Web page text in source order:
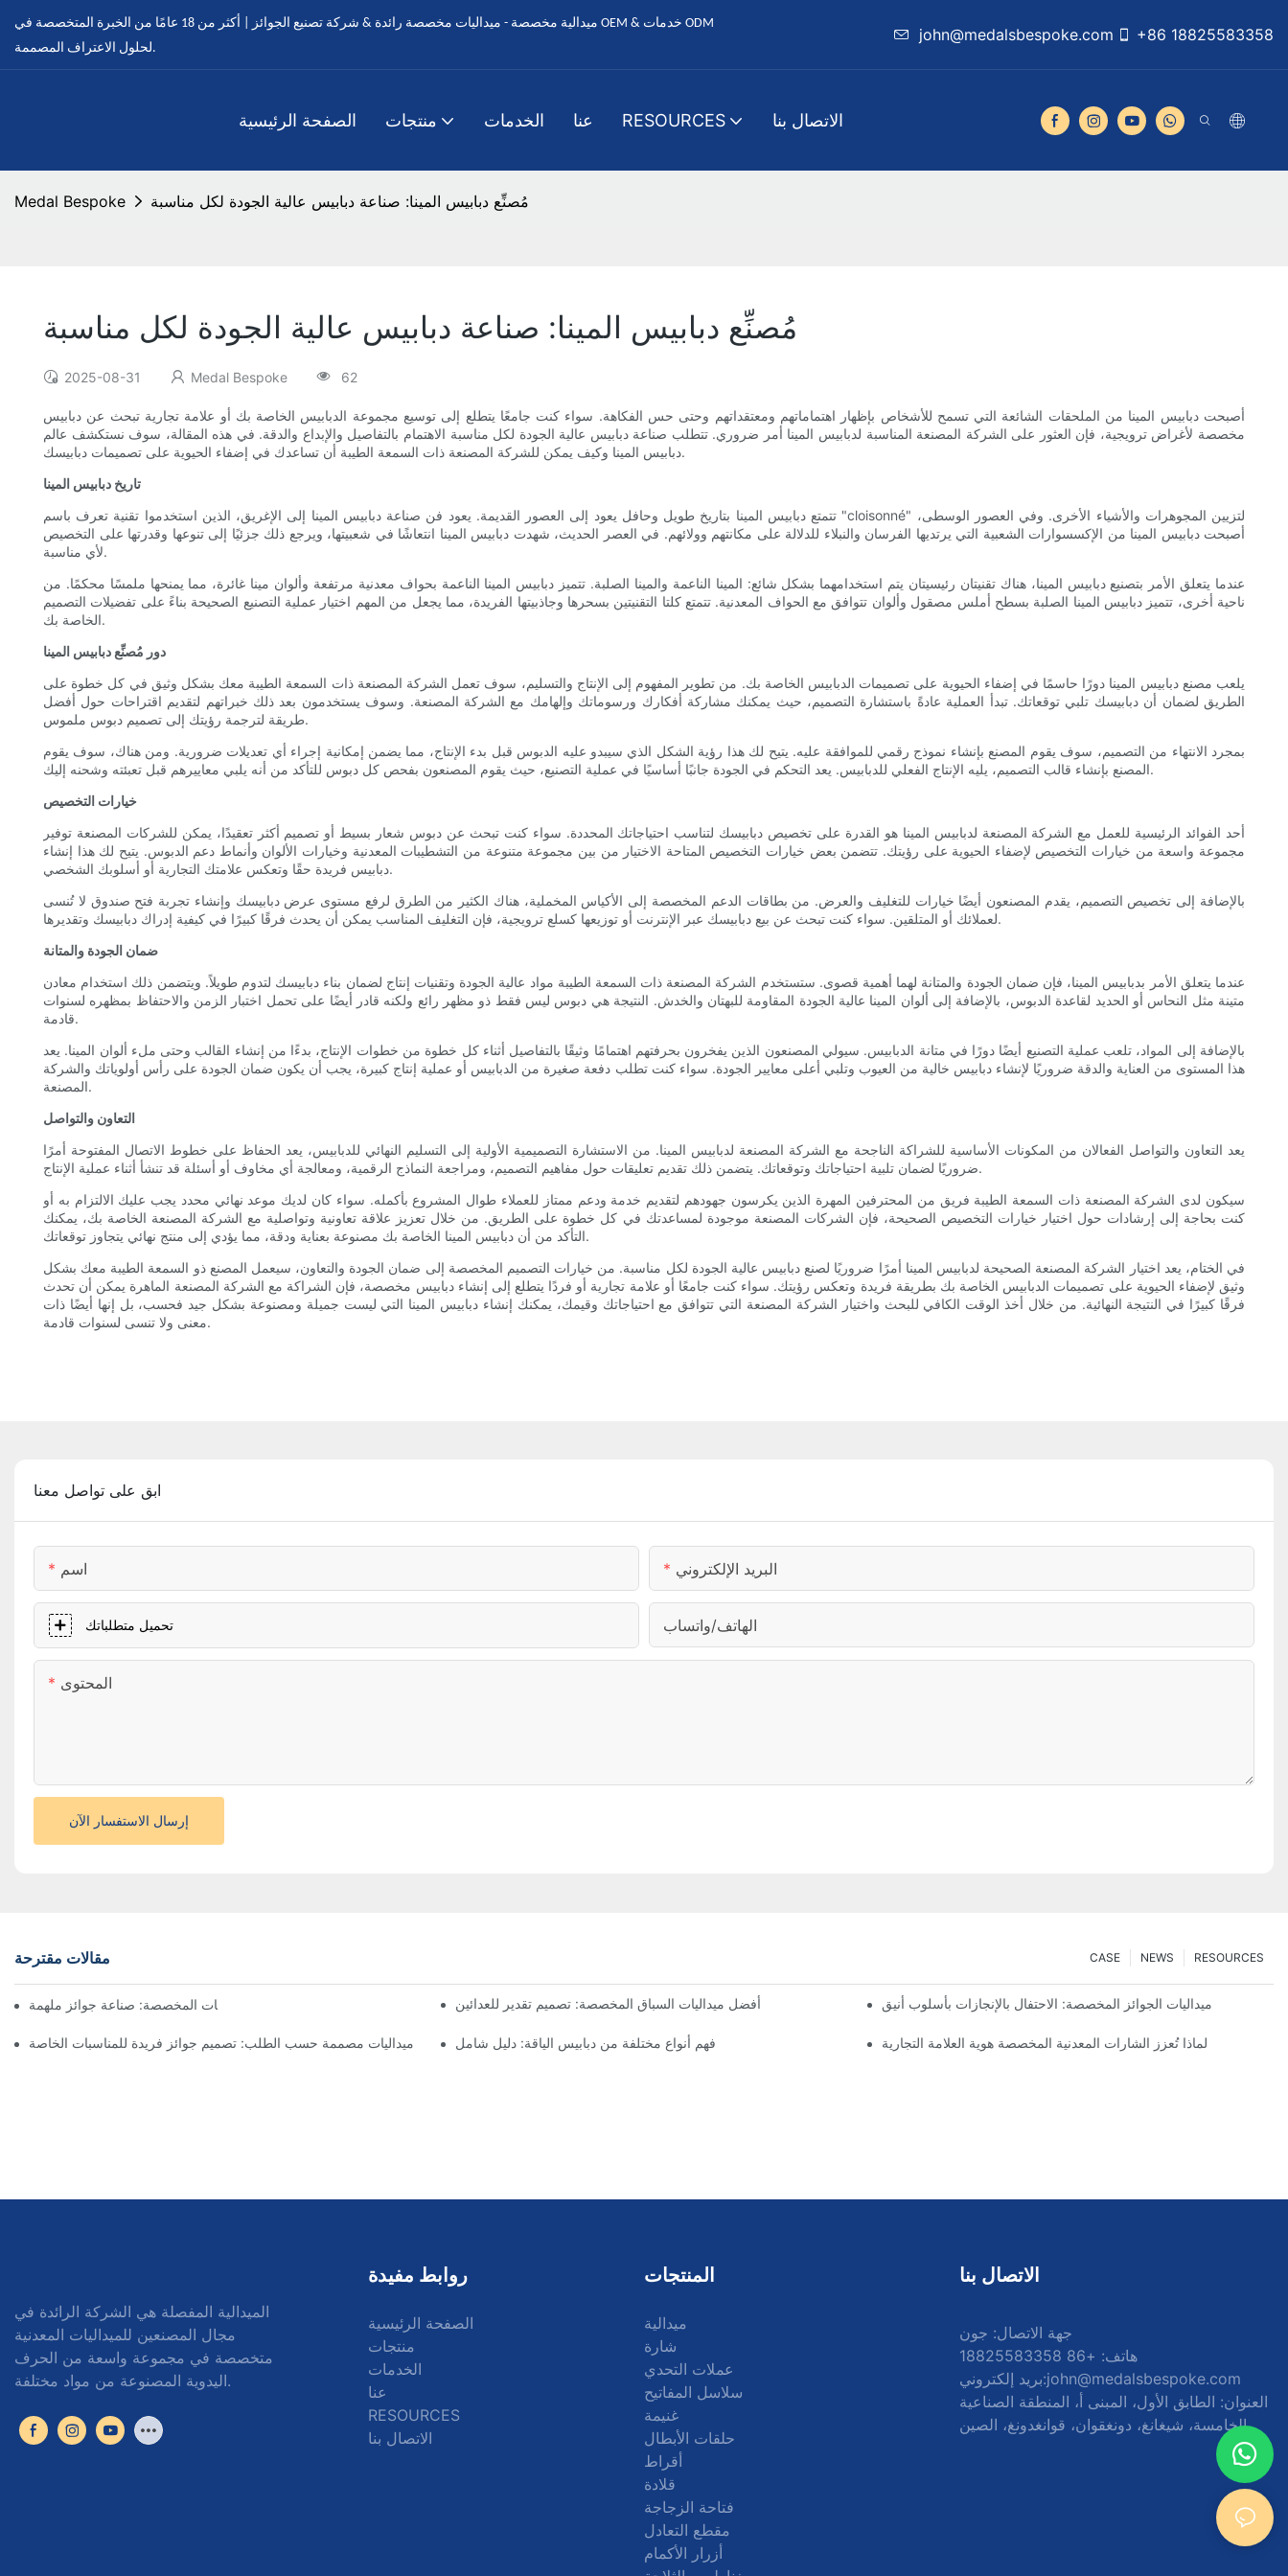
ميدالية مخصصة - ميداليات مخصصة رائدة & شركة تصنيع الجوائز | أكثر من 18 عامًا من الخبرة المتخصصة في OEM & خدمات ODM
لحلول الاعتراف المصممة.
john@medalsbespoke.com +86 18825583358
الصفحة الرئيسية منتجات الخدمات عنا RESOURCES الاتصال بنا
Medal Bespoke مُصنِّع دبابيس المينا: صناعة دبابيس عالية الجودة لكل مناسبة
مُصنِّع دبابيس المينا: صناعة دبابيس عالية الجودة لكل مناسبة
2025-08-31 Medal Bespoke 62
أصبحت دبابيس المينا من الملحقات الشائعة التي تسمح للأشخاص بإظهار اهتماماتهم ومعتقداتهم وحتى حس الفكاهة. سواء كنت جامعًا يتطلع إلى توسيع مجموعة الدبابيس الخاصة بك أو علامة تجارية تبحث عن دبابيس
مخصصة لأغراض ترويجية، فإن العثور على الشركة المصنعة المناسبة لدبابيس المينا أمر ضروري. تتطلب صناعة دبابيس عالية الجودة لكل مناسبة الاهتمام بالتفاصيل والإبداع والدقة. في هذه المقالة، سوف نستكشف عالم
دبابيس المينا وكيف يمكن للشركة المصنعة ذات السمعة الطيبة أن تساعدك في إضفاء الحيوية على تصميمات دبابيسك.
تاريخ دبابيس المينا
تتمتع دبابيس المينا بتاريخ طويل وحافل يعود إلى العصور القديمة. يعود فن صناعة دبابيس المينا إلى الإغريق، الذين استخدموا تقنية تعرف باسم "cloisonné" لتزيين المجوهرات والأشياء الأخرى. وفي العصور الوسطى،
أصبحت دبابيس المينا من الإكسسوارات الشعبية التي يرتديها الفرسان والنبلاء للدلالة على مكانتهم وولائهم. في العصر الحديث، شهدت دبابيس المينا انتعاشًا في شعبيتها، ويرجع ذلك جزئيًا إلى تنوعها وقدرتها على التخصيص
لأي مناسبة.
عندما يتعلق الأمر بتصنيع دبابيس المينا، هناك تقنيتان رئيسيتان يتم استخدامهما بشكل شائع: المينا الناعمة والمينا الصلبة. تتميز دبابيس المينا الناعمة بحواف معدنية مرتفعة وألوان مينا غائرة، مما يمنحها ملمسًا محكمًا. من
ناحية أخرى، تتميز دبابيس المينا الصلبة بسطح أملس مصقول وألوان تتوافق مع الحواف المعدنية. تتمتع كلتا التقنيتين بسحرها وجاذبيتها الفريدة، مما يجعل من المهم اختيار عملية التصنيع الصحيحة بناءً على تفضيلات التصميم
الخاصة بك.
دور مُصنِّع دبابيس المينا
يلعب مصنع دبابيس المينا دورًا حاسمًا في إضفاء الحيوية على تصميمات الدبابيس الخاصة بك. من تطوير المفهوم إلى الإنتاج والتسليم، سوف تعمل الشركة المصنعة ذات السمعة الطيبة معك بشكل وثيق في كل خطوة على
الطريق لضمان أن دبابيسك تلبي توقعاتك. تبدأ العملية عادةً باستشارة التصميم، حيث يمكنك مشاركة أفكارك ورسوماتك وإلهامك مع الشركة المصنعة. وسوف يستخدمون بعد ذلك خبراتهم لتقديم اقتراحات حول أفضل
طريقة لترجمة رؤيتك إلى تصميم دبوس ملموس.
بمجرد الانتهاء من التصميم، سوف يقوم المصنع بإنشاء نموذج رقمي للموافقة عليه. يتيح لك هذا رؤية الشكل الذي سيبدو عليه الدبوس قبل بدء الإنتاج، مما يضمن إمكانية إجراء أي تعديلات ضرورية. ومن هناك، سوف يقوم
المصنع بإنشاء قالب التصميم، يليه الإنتاج الفعلي للدبابيس. يعد التحكم في الجودة جانبًا أساسيًا في عملية التصنيع، حيث يقوم المصنعون بفحص كل دبوس للتأكد من أنه يلبي معاييرهم قبل تعبئته وشحنه إليك.
خيارات التخصيص
أحد الفوائد الرئيسية للعمل مع الشركة المصنعة لدبابيس المينا هو القدرة على تخصيص دبابيسك لتناسب احتياجاتك المحددة. سواء كنت تبحث عن دبوس شعار بسيط أو تصميم أكثر تعقيدًا، يمكن للشركات المصنعة توفير
مجموعة واسعة من خيارات التخصيص لإضفاء الحيوية على رؤيتك. تتضمن بعض خيارات التخصيص المتاحة الاختيار من بين مجموعة متنوعة من التشطيبات المعدنية وخيارات الألوان وأنماط دعم الدبوس. يتيح لك هذا إنشاء
دبابيس فريدة حقًا وتعكس علامتك التجارية أو أسلوبك الشخصي.
بالإضافة إلى تخصيص التصميم، يقدم المصنعون أيضًا خيارات للتغليف والعرض. من بطاقات الدعم المخصصة إلى الأكياس المخملية، هناك الكثير من الطرق لرفع مستوى عرض دبابيسك وإنشاء تجربة فتح صندوق لا تُنسى
لعملائك أو المتلقين. سواء كنت تبحث عن بيع دبابيسك عبر الإنترنت أو توزيعها كسلع ترويجية، فإن التغليف المناسب يمكن أن يحدث فرقًا كبيرًا في كيفية إدراك دبابيسك وتقديرها.
ضمان الجودة والمتانة
عندما يتعلق الأمر بدبابيس المينا، فإن ضمان الجودة والمتانة لهما أهمية قصوى. ستستخدم الشركة المصنعة ذات السمعة الطيبة مواد عالية الجودة وتقنيات إنتاج لضمان بناء دبابيسك لتدوم طويلاً. ويتضمن ذلك استخدام معادن
متينة مثل النحاس أو الحديد لقاعدة الدبوس، بالإضافة إلى ألوان المينا عالية الجودة المقاومة للبهتان والخدش. النتيجة هي دبوس ليس فقط ذو مظهر رائع ولكنه قادر أيضًا على تحمل اختبار الزمن والاحتفاظ بمظهره لسنوات
قادمة.
بالإضافة إلى المواد، تلعب عملية التصنيع أيضًا دورًا في متانة الدبابيس. سيولي المصنعون الذين يفخرون بحرفتهم اهتمامًا وثيقًا بالتفاصيل أثناء كل خطوة من خطوات الإنتاج، بدءًا من إنشاء القالب وحتى ملء ألوان المينا. يعد
هذا المستوى من العناية والدقة ضروريًا لإنشاء دبابيس خالية من العيوب وتلبي أعلى معايير الجودة. سواء كنت تطلب دفعة صغيرة من الدبابيس أو عملية إنتاج كبيرة، يجب أن يكون ضمان الجودة على رأس أولوياتك والشركة
المصنعة.
التعاون والتواصل
يعد التعاون والتواصل الفعالان من المكونات الأساسية للشراكة الناجحة مع الشركة المصنعة لدبابيس المينا. من الاستشارة التصميمية الأولية إلى التسليم النهائي للدبابيس، يعد الحفاظ على خطوط الاتصال المفتوحة أمرًا
ضروريًا لضمان تلبية احتياجاتك وتوقعاتك. يتضمن ذلك تقديم تعليقات حول مفاهيم التصميم، ومراجعة النماذج الرقمية، ومعالجة أي مخاوف أو أسئلة قد تنشأ أثناء عملية الإنتاج.
سيكون لدى الشركة المصنعة ذات السمعة الطيبة فريق من المحترفين المهرة الذين يكرسون جهودهم لتقديم خدمة ودعم ممتاز للعملاء طوال المشروع بأكمله. سواء كان لديك موعد نهائي محدد يجب عليك الالتزام به أو
كنت بحاجة إلى إرشادات حول اختيار خيارات التخصيص الصحيحة، فإن الشركات المصنعة موجودة لمساعدتك في كل خطوة على الطريق. من خلال تعزيز علاقة تعاونية وتواصلية مع الشركة المصنعة الخاصة بك، يمكنك
التأكد من أن دبابيس المينا الخاصة بك مصنوعة بعناية ودقة، مما يؤدي إلى منتج نهائي يتجاوز توقعاتك.
في الختام، يعد اختيار الشركة المصنعة الصحيحة لدبابيس المينا أمرًا ضروريًا لصنع دبابيس عالية الجودة لكل مناسبة. من خيارات التصميم المخصصة إلى ضمان الجودة والتعاون، سيعمل المصنع ذو السمعة الطيبة معك بشكل
وثيق لإضفاء الحيوية على تصميمات الدبابيس الخاصة بك بطريقة فريدة وتعكس رؤيتك. سواء كنت جامعًا أو علامة تجارية أو فردًا يتطلع إلى إنشاء دبابيس مخصصة، فإن الشراكة مع الشركة المصنعة الماهرة يمكن أن تحدث
فرقًا كبيرًا في النتيجة النهائية. من خلال أخذ الوقت الكافي للبحث واختيار الشركة المصنعة التي تتوافق مع احتياجاتك وقيمك، يمكنك إنشاء دبابيس المينا التي ليست جميلة ومصنوعة بشكل جيد فحسب، بل إنها أيضًا ذات
معنى ولا تنسى لسنوات قادمة.
ابق على تواصل معنا
اسم البريد الإلكتروني
تحميل متطلباتك الهاتف/واتساب
المحتوى
إرسال الاستفسار الآن
مقالات مقترحة RESOURCES
NEWS
CASE
فن صنع الميداليات المخصصة: صناعة جوائز ملهمة أفضل ميداليات السباق المخصصة: تصميم تقدير للعدائين ميداليات الجوائز المخصصة: الاحتفال بالإنجازات بأسلوب أنيق
ميداليات مصممة حسب الطلب: تصميم جوائز فريدة للمناسبات الخاصة فهم أنواع مختلفة من دبابيس الياقة: دليل شامل لماذا تُعزز الشارات المعدنية المخصصة هوية العلامة التجارية
الميدالية المفصلة هي الشركة الرائدة في
مجال المصنعين للميداليات المعدنية
متخصصة في مجموعة واسعة من الحرف
اليدوية المصنوعة من مواد مختلفة.
روابط مفيدة
الصفحة الرئيسية
منتجات
الخدمات
عنا
RESOURCES
الاتصال بنا
المنتجات
ميدالية
شارة
عملات التحدي
سلاسل المفاتيح
غنيمة
حلقات الأبطال
أقراط
قلادة
فتاحة الزجاجة
مقطع التعادل
أزرار الأكمام
الاتصال بنا
جهة الاتصال: جون
هاتف: +86 18825583358
بريد إلكتروني:john@medalsbespoke.com
العنوان: الطابق الأول، المبنى أ، المنطقة الصناعية
الخامسة، شيغانغ، دونغقوان، قوانغدونغ، الصين